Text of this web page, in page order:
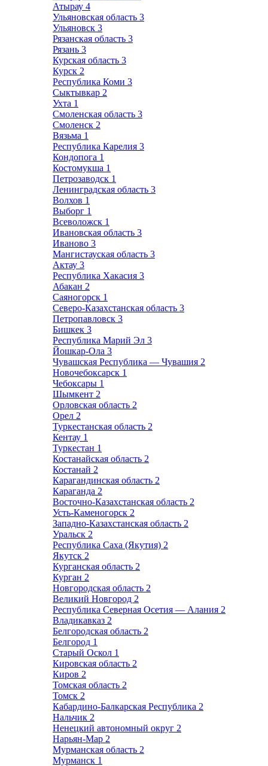
Атырау 4
Ульяновская область 3
Ульяновск 3
Рязанская область 3
Рязань 3
Курская область 3
Курск 2
Республика Коми 3
Сыктывкар 2
Ухта 1
Смоленская область 3
Смоленск 2
Вязьма 1
Республика Карелия 3
Кондопога 1
Костомукша 1
Петрозаводск 1
Ленинградская область 3
Волхов 1
Выборг 1
Всеволожск 1
Ивановская область 3
Иваново 3
Мангистауская область 3
Актау 3
Республика Хакасия 3
Абакан 2
Саяногорск 1
Северо-Казахстанская область 3
Петропавловск 3
Бишкек 3
Республика Марий Эл 3
Йошкар-Ола 3
Чувашская Республика — Чувашия 2
Новочебоксарск 1
Чебоксары 1
Шымкент 2
Орловская область 2
Орел 2
Туркестанская область 2
Кентау 1
Туркестан 1
Костанайская область 2
Костанай 2
Карагандинская область 2
Караганда 2
Восточно-Казахстанская область 2
Усть-Каменогорск 2
Западно-Казахстанская область 2
Уральск 2
Республика Саха (Якутия) 2
Якутск 2
Курганская область 2
Курган 2
Новгородская область 2
Великий Новгород 2
Республика Северная Осетия — Алания 2
Владикавказ 2
Белгородская область 2
Белгород 1
Старый Оскол 1
Кировская область 2
Киров 2
Томская область 2
Томск 2
Кабардино-Балкарская Республика 2
Нальчик 2
Ненецкий автономный округ 2
Нарьян-Мар 2
Мурманская область 2
Мурманск 1